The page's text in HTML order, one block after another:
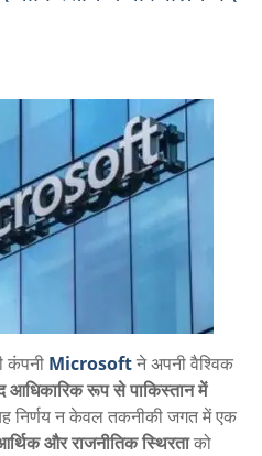
कंपनी Microsoftने अपनी वैश्विक
आधिकारिक रूप से पाकिस्तान में
निर्णय न केवल तकनीकी जगत में एक
और राजनीतिक स्थिरताको